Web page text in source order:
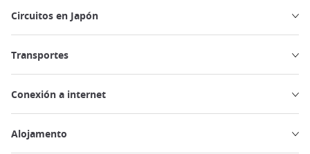
Circuitos en Japón
Transportes
Conexión a internet
Alojamento